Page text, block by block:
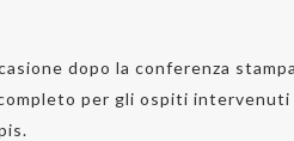
dopo la conferenza
per gli ospiti intervenuti